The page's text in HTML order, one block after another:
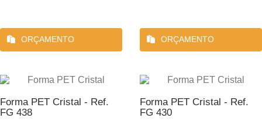
ORÇAMENTO ORÇAMENTO
Forma PET Cristal - Ref.
FG 438
Forma PET Cristal - Ref.
FG 430